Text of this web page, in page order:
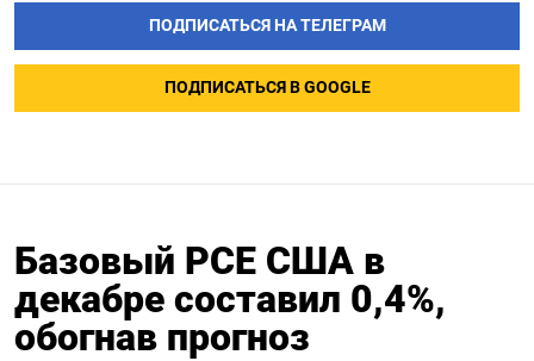
ПОДПИСАТЬСЯ НА ТЕЛЕГРАМ
ПОДПИСАТЬСЯ В GOOGLE
Базовый PCE США в
декабре составил 0,4%,
обогнав прогноз